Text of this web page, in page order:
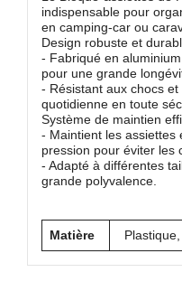
indispensable pour
en camping-car ou
Design robuste et
- Fabriqué en
pour une grande
- Résistant aux chocs
quotidienne en toute
Système de maintien
- Maintient les assiettes
pression pour éviter les
- Adapté à différentes
grande polyvalence.
Matière Plastique,